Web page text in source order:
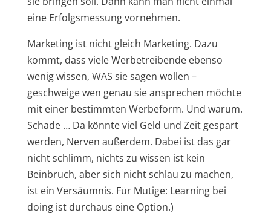
eine Erfolgsmessung vornehmen.
Marketing ist nicht gleich Marketing. Dazu
kommt, dass viele Werbetreibende ebenso
wenig wissen, WAS sie sagen wollen –
geschweige wen genau sie ansprechen möchte
mit einer bestimmten Werbeform. Und warum.
Schade … Da könnte viel Geld und Zeit gespart
werden, Nerven außerdem. Dabei ist das gar
nicht schlimm, nichts zu wissen ist kein
Beinbruch, aber sich nicht schlau zu machen,
ist ein Versäumnis. Für Mutige: Learning bei
doing ist durchaus eine Option.)